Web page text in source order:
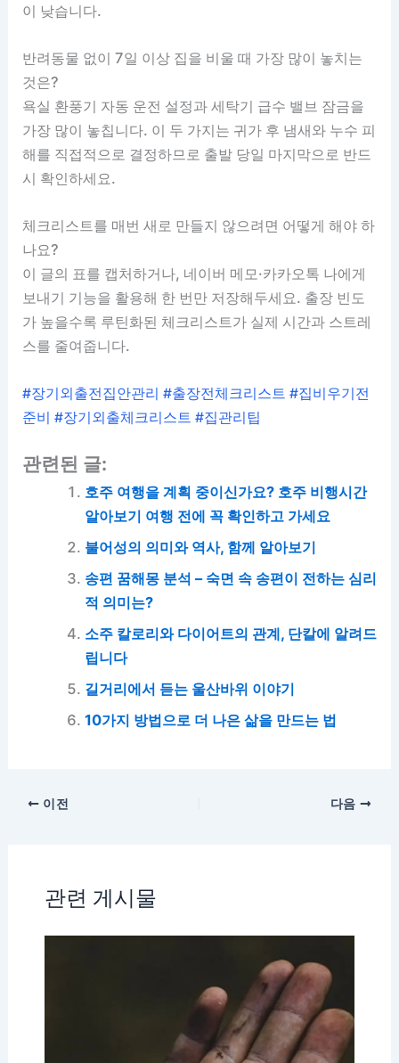
이 낮습니다.
반려동물 없이 7일 이상 집을 비울 때 가장 많이 놓치는
것은?
욕실 환풍기 자동 운전 설정과 세탁기 급수 밸브 잠금을
가장 많이 놓칩니다. 이 두 가지는 귀가 후 냄새와 누수 피
해를 직접적으로 결정하므로 출발 당일 마지막으로 반드
시 확인하세요.
체크리스트를 매번 새로 만들지 않으려면 어떻게 해야 하
나요?
이 글의 표를 캡처하거나, 네이버 메모·카카오톡 나에게
보내기 기능을 활용해 한 번만 저장해두세요. 출장 빈도
가 높을수록 루틴화된 체크리스트가 실제 시간과 스트레
스를 줄여줍니다.
#장기외출전집안관리 #출장전체크리스트 #집비우기전
준비 #장기외출체크리스트 #집관리팁
관련된 글:
호주 여행을 계획 중이신가요? 호주 비행시간
알아보기 여행 전에 꼭 확인하고 가세요
불어성의 의미와 역사, 함께 알아보기
송편 꿈해몽 분석 – 숙면 속 송편이 전하는 심리
적 의미는?
소주 칼로리와 다이어트의 관계, 단칼에 알려드
립니다
길거리에서 듣는 울산바위 이야기
10가지 방법으로 더 나은 삶을 만드는 법
이전 다음
관련 게시물